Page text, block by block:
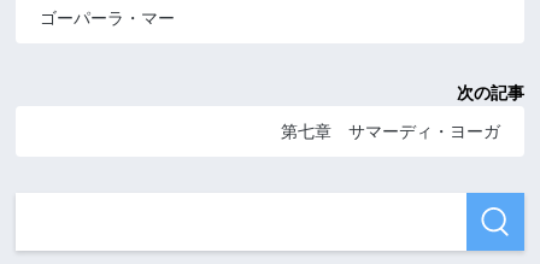
ゴーパーラ・マー
次の記事
第七章 サマーディ・ヨーガ